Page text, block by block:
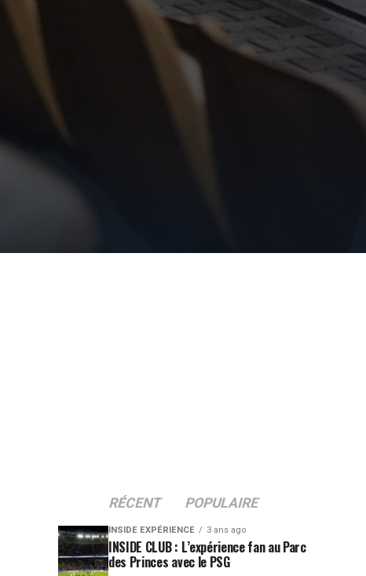
RÉCENT POPULAIRE
INSIDE EXPÉRIENCE 3 ans ago
INSIDE CLUB : L’expérience fan au Parc
des Princes avec le PSG